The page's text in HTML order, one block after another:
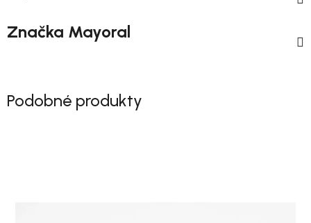
Značka Mayoral
Podobné produkty